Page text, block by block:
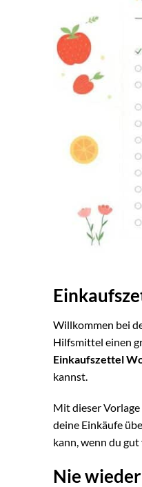
Willkommen bei
Hilfsmittel einen
Einkaufszettel
kannst.
Mit dieser
deine Einkäufe
kann, wenn du
Nie